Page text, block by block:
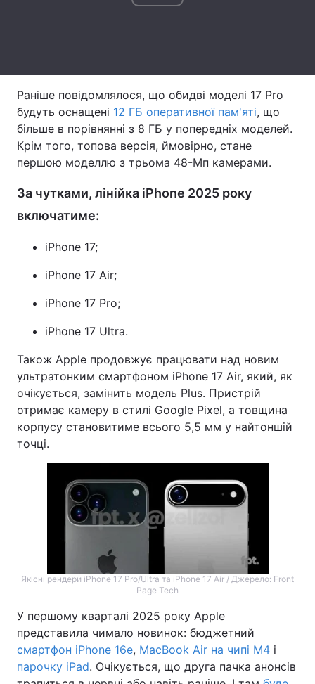
Тема оформлення
Раніше повідомлялося, що обидві моделі 17 Pro
будуть оснащені 12 ГБ оперативної пам'яті, що
більше в порівнянні з 8 ГБ у попередніх моделей.
Крім того, топова версія, ймовірно, стане
першою моделлю з трьома 48-Мп камерами.
За чутками, лінійка iPhone 2025 року
включатиме:
iPhone 17;
iPhone 17 Air;
iPhone 17 Pro;
iPhone 17 Ultra.
Також Apple продовжує працювати над новим
ультратонким смартфоном iPhone 17 Air, який, як
очікується, замінить модель Plus. Пристрій
отримає камеру в стилі Google Pixel, а товщина
корпусу становитиме всього 5,5 мм у найтоншій
точці.
Якісні рендери iPhone 17 Pro/Ultra та iPhone 17 Air / Джерело: Front
Page Tech
У першому кварталі 2025 року Apple
представила чимало новинок: бюджетний
смартфон iPhone 16e, MacBook Air на чипі M4 і
парочку iPad. Очікується, що друга пачка анонсів